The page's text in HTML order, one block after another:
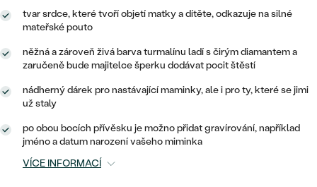
NETRADIČNÍ
TEPANÉ
RUČNĚ RYTÉ
S VÝPLNÍ
SVATEBNÍ SETY
SESTAV SI SVŮJ PRSTEN
ZAČÍT S PRSTENEM
ZAČÍT S BAREVNÝM DIAMANTEM
NÁRAMKY
SETY
PÁNSKÉ ŠPERKY
DĚTSKÉ ŠPERKY
BROŽE
VE TVARU SRDCE
DĚTSKÉ
PIERCING
PERSONALIZOVANÉ
SE ZNAMENÍM ZVĚROKRUHU
MINIMALISTICKÉ
ŘETÍZKY
DLE STYLU
ETERNITY
MINIMALISTICKÉ
STATEMENT
PEČETNÍ
tvar srdce, které tvoří objetí matky a dítěte, odkazuje na silné
mateřské pouto
něžná a zároveň živá barva turmalínu ladí s čirým diamantem a
zaručeně bude majitelce šperku dodávat pocit štěstí
nádherný dárek pro nastávající maminky, ale i pro ty, které se jimi
už staly
po obou bocích přívěsku je možno přidat gravírování, například
jméno a datum narození vašeho miminka
VÍCE INFORMACÍ